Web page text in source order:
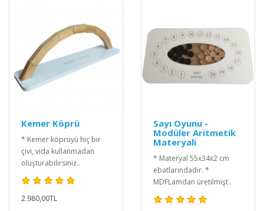
Kemer Köprü
* Kemer köprüyü hiç bir
çivi, vida kullanmadan
oluşturabilirsiniz..
2.980,00TL
Sayı Oyunu -
Modüler Aritmetik
Materyali
* Materyal 55x34x2 cm
ebatlarındadır. *
MDFLamdan üretilmişt..